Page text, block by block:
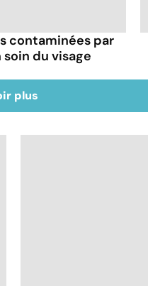
contaminées par
soin du visage
plus